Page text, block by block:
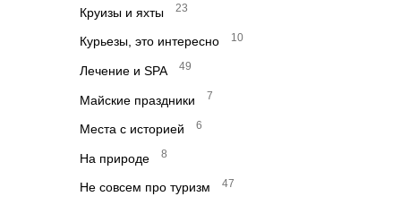
Круизы и яхты 23
Курьезы, это интересно 10
Лечение и SPA 49
Майские праздники 7
Места с историей 6
На природе 8
Не совсем про туризм 47